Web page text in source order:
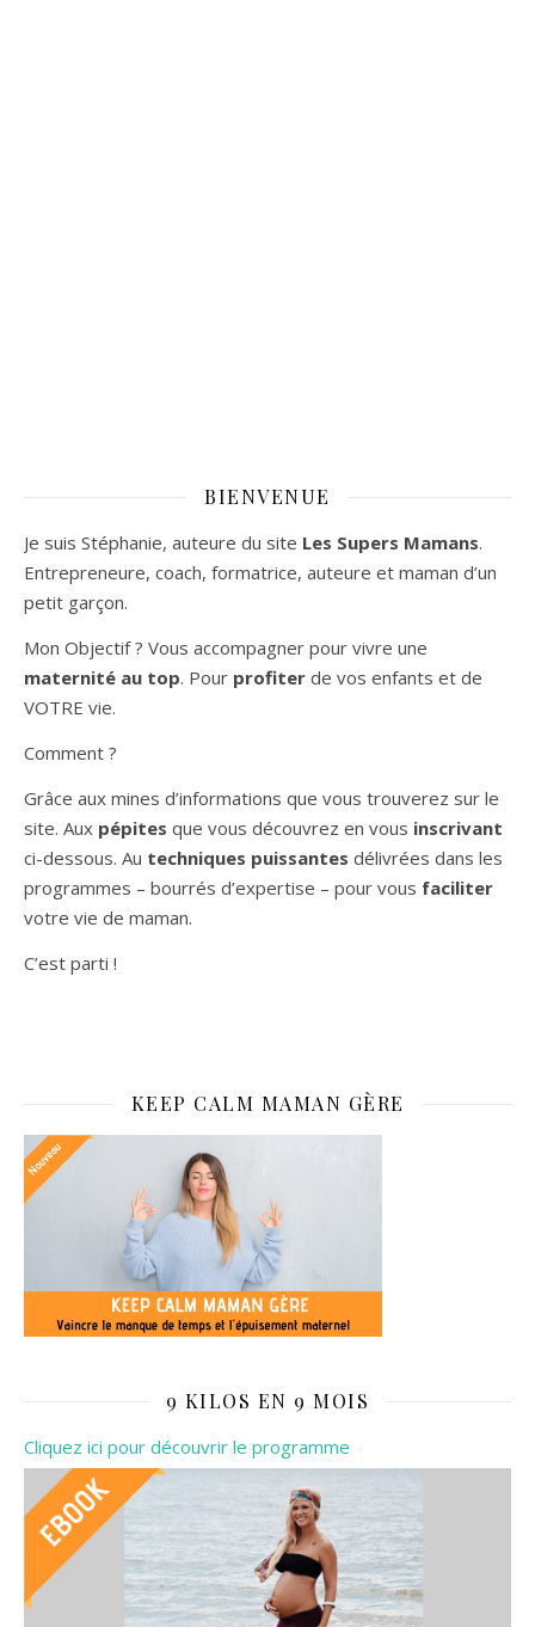
BIENVENUE
Je suis Stéphanie, auteure du site Les Supers Mamans.
Entrepreneure, coach, formatrice, auteure et maman d’un
petit garçon.
Mon Objectif ? Vous accompagner pour vivre une
maternité au top. Pour profiter de vos enfants et de
VOTRE vie.
Comment ?
Grâce aux mines d’informations que vous trouverez sur le
site. Aux pépites que vous découvrez en vous inscrivant
ci-dessous. Au techniques puissantes délivrées dans les
programmes – bourrés d’expertise – pour vous faciliter
votre vie de maman.
C’est parti !
KEEP CALM MAMAN GÈRE
9 KILOS EN 9 MOIS
Cliquez ici pour découvrir le programme